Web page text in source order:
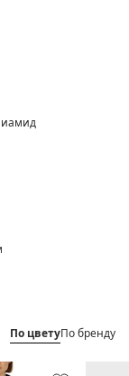
По цветуПо бренду